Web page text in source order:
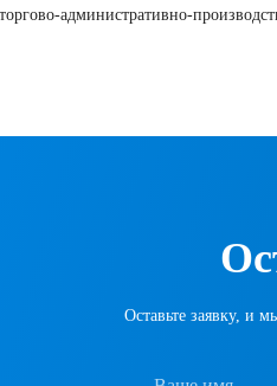
административно-
Оставьте заявку, и